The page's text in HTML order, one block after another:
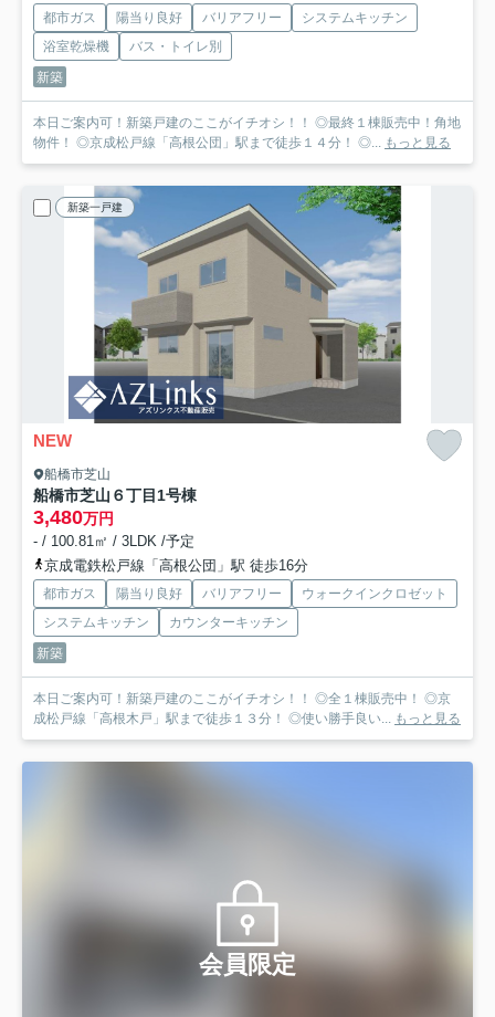
都市ガス 陽当り良好 バリアフリー
システムキッチン
浴室乾燥機
バス・トイレ別
新築
本日ご案内可！新築戸建のここがイチオシ！！ ◎最終１棟販売中！角地
物件！ ◎京成松戸線「高根公団」駅まで徒歩１４分！ ◎... もっと見る
新築一戸建
NEW
船橋市芝山
船橋市芝山６丁目1号棟
3,480万円
- / 100.81㎡ / 3LDK /予定
京成電鉄松戸線「高根公団」駅 徒歩16分
都市ガス 陽当り良好 バリアフリー
ウォークインクロゼット
システムキッチン
カウンターキッチン
新築
本日ご案内可！新築戸建のここがイチオシ！！ ◎全１棟販売中！ ◎京
成松戸線「高根木戸」駅まで徒歩１３分！ ◎使い勝手良い... もっと見る
会員限定